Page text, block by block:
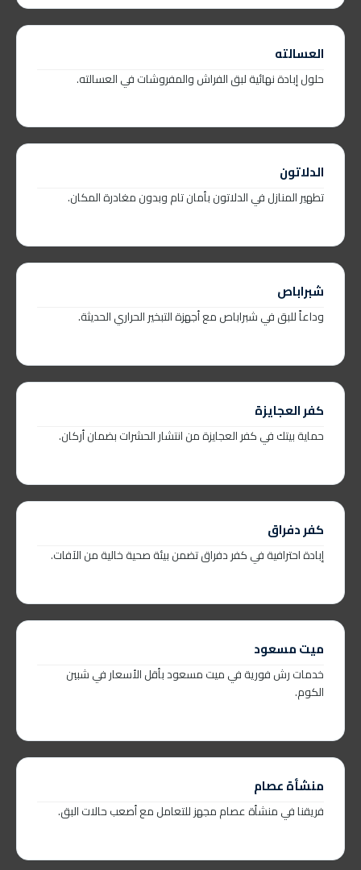
العسالته
حلول إبادة نهائية لبق الفراش والمفروشات في العسالته.
الدلاتون
تطهير المنازل في الدلاتون بأمان تام وبدون مغادرة المكان.
شبراباص
وداعاً للبق في شبراباص مع أجهزة التبخير الحراري الحديثة.
كفر العجايزة
حماية بيتك في كفر العجايزة من انتشار الحشرات بضمان أركان.
كفر دفراق
إبادة احترافية في كفر دفراق تضمن بيئة صحية خالية من الآفات.
ميت مسعود
خدمات رش فورية في ميت مسعود بأقل الأسعار في شبين
الكوم.
منشأة عصام
فريقنا في منشأة عصام مجهز للتعامل مع أصعب حالات البق.